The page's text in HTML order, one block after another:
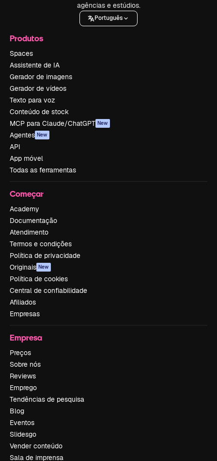
agências e estúdios.
Português
Produtos
Spaces
Assistente de IA
Gerador de imagens
Gerador de vídeos
Texto para voz
Conteúdo de stock
MCP para Claude/ChatGPT New
Agentes New
API
App móvel
Todas as ferramentas
Começar
Academy
Documentação
Atendimento
Termos e condições
Política de privacidade
Originais New
Política de cookies
Central de confiabilidade
Afiliados
Empresas
Empresa
Preços
Sobre nós
Reviews
Emprego
Tendências de pesquisa
Blog
Eventos
Slidesgo
Vender conteúdo
Sala de imprensa